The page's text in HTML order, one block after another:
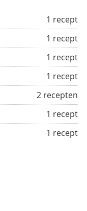
1 recept
1 recept
1 recept
1 recept
2 recepten
1 recept
1 recept